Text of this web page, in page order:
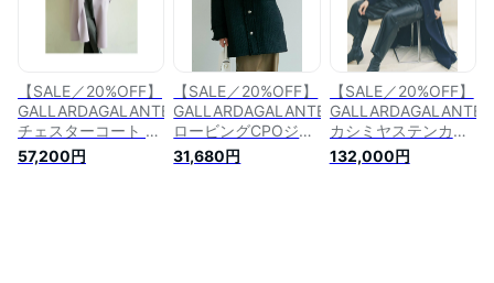
【SALE／20%OFF】
GALLARDAGALANTE
チェスターコート ガ
リャルダガランテ ジ
ャケット・アウター
57,200円
【SALE／20%OFF】
GALLARDAGALANTE
ロービングCPOジャ
ケット ガリャルダガ
ランテ ジャケット・
31,680円
【SALE／20%OFF】
GALLARDAGALANTE
カシミヤステンカラ
ーコート ガリャルダ
ガランテ コート/ジ
132,000円